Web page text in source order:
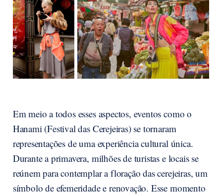
Em meio a todos esses aspectos, eventos como o
Hanami (Festival das Cerejeiras) se tornaram
representações de uma experiência cultural única.
Durante a primavera, milhões de turistas e locais se
reúnem para contemplar a floração das cerejeiras, um
símbolo de efemeridade e renovação. Esse momento